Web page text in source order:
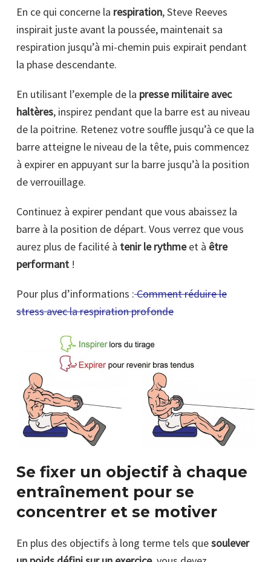
En ce qui concerne la respiration, Steve Reeves
inspirait juste avant la poussée, maintenait sa
respiration jusqu’à mi-chemin puis expirait pendant
la phase descendante.
En utilisant l’exemple de la presse militaire avec
haltères, inspirez pendant que la barre est au niveau
de la poitrine. Retenez votre souffle jusqu’à ce que la
barre atteigne le niveau de la tête, puis commencez
à expirer en appuyant sur la barre jusqu’à la position
de verrouillage.
Continuez à expirer pendant que vous abaissez la
barre à la position de départ. Vous verrez que vous
aurez plus de facilité à tenir le rythmeet à être
performant !
Pour plus d’informations :Comment réduire le
stress avec la respiration profonde
Se fixer un objectif à chaque
entraînement pour se
concentrer et se motiver
En plus des objectifs à long terme tels quesoulever